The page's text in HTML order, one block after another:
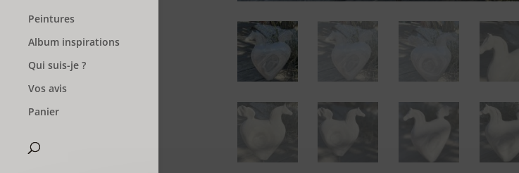
Peintures
Album inspirations
Qui suis-je ?
Vos avis
Panier